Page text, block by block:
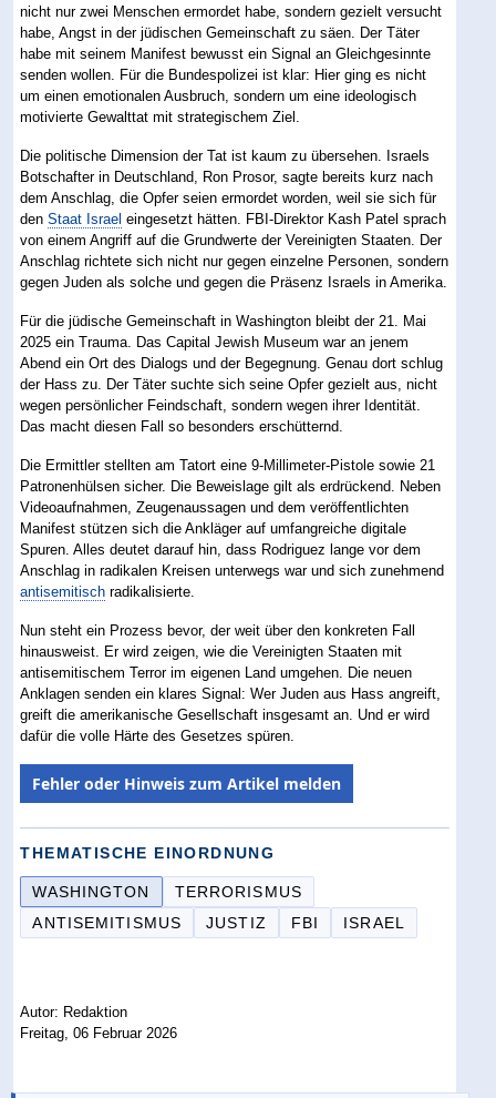
nicht nur zwei Menschen ermordet habe, sondern gezielt versucht
habe, Angst in der jüdischen Gemeinschaft zu säen. Der Täter
habe mit seinem Manifest bewusst ein Signal an Gleichgesinnte
senden wollen. Für die Bundespolizei ist klar: Hier ging es nicht
um einen emotionalen Ausbruch, sondern um eine ideologisch
motivierte Gewalttat mit strategischem Ziel.
Die politische Dimension der Tat ist kaum zu übersehen. Israels
Botschafter in Deutschland, Ron Prosor, sagte bereits kurz nach
dem Anschlag, die Opfer seien ermordet worden, weil sie sich für
denStaat Israel eingesetzt hätten. FBI-Direktor Kash Patel sprach
von einem Angriff auf die Grundwerte der Vereinigten Staaten. Der
Anschlag richtete sich nicht nur gegen einzelne Personen, sondern
gegen Juden als solche und gegen die Präsenz Israels in Amerika.
Für die jüdische Gemeinschaft in Washington bleibt der 21. Mai
2025 ein Trauma. Das Capital Jewish Museum war an jenem
Abend ein Ort des Dialogs und der Begegnung. Genau dort schlug
der Hass zu. Der Täter suchte sich seine Opfer gezielt aus, nicht
wegen persönlicher Feindschaft, sondern wegen ihrer Identität.
Das macht diesen Fall so besonders erschütternd.
Die Ermittler stellten am Tatort eine 9-Millimeter-Pistole sowie 21
Patronenhülsen sicher. Die Beweislage gilt als erdrückend. Neben
Videoaufnahmen, Zeugenaussagen und dem veröffentlichten
Manifest stützen sich die Ankläger auf umfangreiche digitale
Spuren. Alles deutet darauf hin, dass Rodriguez lange vor dem
Anschlag in radikalen Kreisen unterwegs war und sich zunehmend
antisemitisch radikalisierte.
Nun steht ein Prozess bevor, der weit über den konkreten Fall
hinausweist. Er wird zeigen, wie die Vereinigten Staaten mit
antisemitischem Terror im eigenen Land umgehen. Die neuen
Anklagen senden ein klares Signal: Wer Juden aus Hass angreift,
greift die amerikanische Gesellschaft insgesamt an. Und er wird
dafür die volle Härte des Gesetzes spüren.
Fehler oder Hinweis zum Artikel melden
THEMATISCHE EINORDNUNG
WASHINGTON
TERRORISMUS
ANTISEMITISMUS
JUSTIZ FBI ISRAEL
Autor: Redaktion
Freitag, 06 Februar 2026